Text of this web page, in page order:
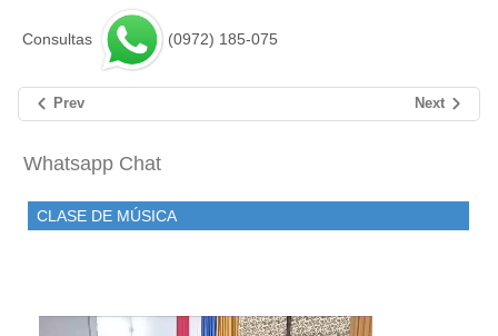
Consultas (0972) 185-075
Prev Next
Whatsapp Chat
CLASE DE MÚSICA